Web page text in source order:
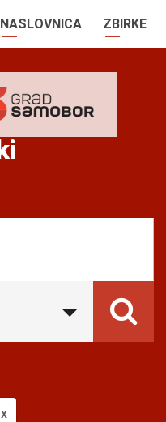
NASLOVNICA ZBIRKE